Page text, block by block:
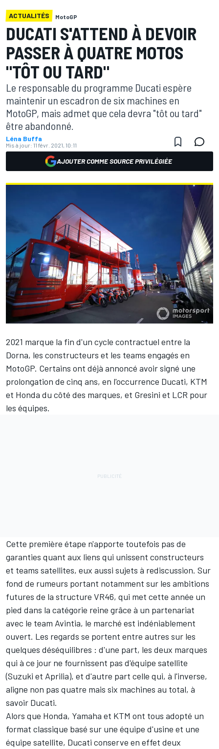
ACTUALITÉS MotoGP
DUCATI S'ATTEND À DEVOIR
PASSER À QUATRE MOTOS
"TÔT OU TARD"
Le responsable du programme Ducati espère
maintenir un escadron de six machines en
MotoGP, mais admet que cela devra "tôt ou tard"
être abandonné.
Léna Buffa
Mis à jour: 11 févr. 2021, 10:11
AJOUTER COMME SOURCE PRIVILÉGIÉE
2021 marque la fin d'un cycle contractuel entre la
Dorna, les constructeurs et les teams engagés en
MotoGP. Certains ont déjà annoncé avoir signé une
prolongation de cinq ans, en l'occurrence Ducati, KTM
et Honda du côté des marques, et Gresini et LCR pour
les équipes.
Cette première étape n'apporte toutefois pas de
garanties quant aux liens qui unissent constructeurs
et teams satellites, eux aussi sujets à rediscussion. Sur
fond de rumeurs portant notamment sur les ambitions
futures de la structure VR46, qui met cette année un
pied dans la catégorie reine grâce à un partenariat
avec le team Avintia, le marché est indéniablement
ouvert. Les regards se portent entre autres sur les
quelques déséquilibres : d'une part, les deux marques
qui à ce jour ne fournissent pas d'équipe satellite
(Suzuki et Aprilia), et d'autre part celle qui, à l'inverse,
aligne non pas quatre mais six machines au total, à
savoir Ducati.
Alors que Honda, Yamaha et KTM ont tous adopté un
format classique basé sur une équipe d'usine et une
équipe satellite, Ducati conserve en effet deux